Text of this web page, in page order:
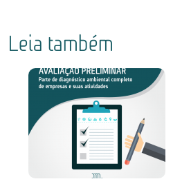
Leia também